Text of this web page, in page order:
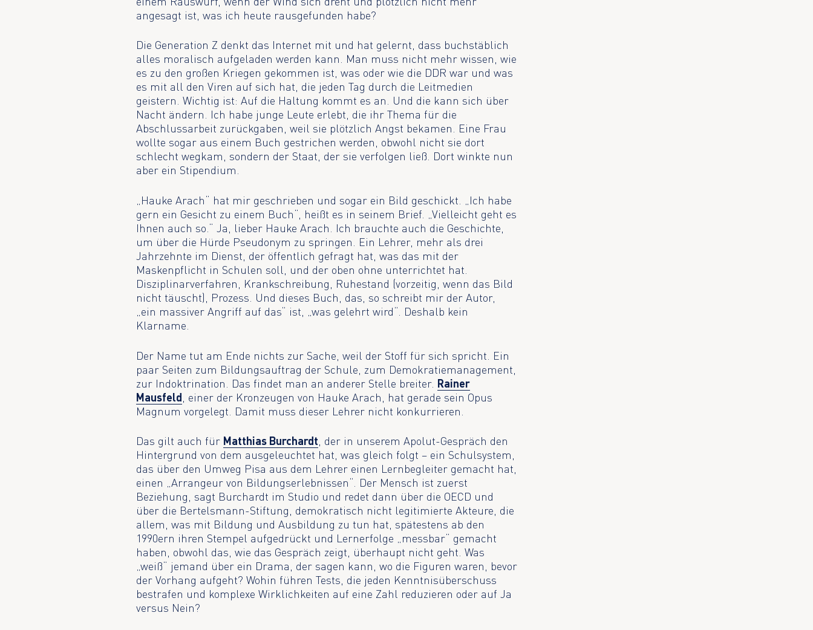
angesagt ist, was ich heute rausgefunden habe?
Die Generation Z denkt das Internet mit und hat gelernt, dass buchstäblich
alles moralisch aufgeladen werden kann. Man muss nicht mehr wissen, wie
es zu den großen Kriegen gekommen ist, was oder wie die DDR war und was
es mit all den Viren auf sich hat, die jeden Tag durch die Leitmedien
geistern. Wichtig ist: Auf die Haltung kommt es an. Und die kann sich über
Nacht ändern. Ich habe junge Leute erlebt, die ihr Thema für die
Abschlussarbeit zurückgaben, weil sie plötzlich Angst bekamen. Eine Frau
wollte sogar aus einem Buch gestrichen werden, obwohl nicht sie dort
schlecht wegkam, sondern der Staat, der sie verfolgen ließ. Dort winkte nun
aber ein Stipendium.
„Hauke Arach“ hat mir geschrieben und sogar ein Bild geschickt. „Ich habe
gern ein Gesicht zu einem Buch“, heißt es in seinem Brief. „Vielleicht geht es
Ihnen auch so.“ Ja, lieber Hauke Arach. Ich brauchte auch die Geschichte,
um über die Hürde Pseudonym zu springen. Ein Lehrer, mehr als drei
Jahrzehnte im Dienst, der öffentlich gefragt hat, was das mit der
Maskenpflicht in Schulen soll, und der oben ohne unterrichtet hat.
Disziplinarverfahren, Krankschreibung, Ruhestand (vorzeitig, wenn das Bild
nicht täuscht), Prozess. Und dieses Buch, das, so schreibt mir der Autor,
„ein massiver Angriff auf das“ ist, „was gelehrt wird“. Deshalb kein
Klarname.
Der Name tut am Ende nichts zur Sache, weil der Stoff für sich spricht. Ein
paar Seiten zum Bildungsauftrag der Schule, zum Demokratiemanagement,
zur Indoktrination. Das findet man an anderer Stelle breiter. Rainer
Mausfeld , einer der Kronzeugen von Hauke Arach, hat gerade sein Opus
Magnum vorgelegt. Damit muss dieser Lehrer nicht konkurrieren.
Das gilt auch für Matthias Burchardt , der in unserem Apolut-Gespräch den
Hintergrund von dem ausgeleuchtet hat, was gleich folgt – ein Schulsystem,
das über den Umweg Pisa aus dem Lehrer einen Lernbegleiter gemacht hat,
einen „Arrangeur von Bildungserlebnissen“. Der Mensch ist zuerst
Beziehung, sagt Burchardt im Studio und redet dann über die OECD und
über die Bertelsmann-Stiftung, demokratisch nicht legitimierte Akteure, die
allem, was mit Bildung und Ausbildung zu tun hat, spätestens ab den
1990ern ihren Stempel aufgedrückt und Lernerfolge „messbar“ gemacht
haben, obwohl das, wie das Gespräch zeigt, überhaupt nicht geht. Was
„weiß“ jemand über ein Drama, der sagen kann, wo die Figuren waren, bevor
der Vorhang aufgeht? Wohin führen Tests, die jeden Kenntnisüberschuss
bestrafen und komplexe Wirklichkeiten auf eine Zahl reduzieren oder auf Ja
versus Nein?